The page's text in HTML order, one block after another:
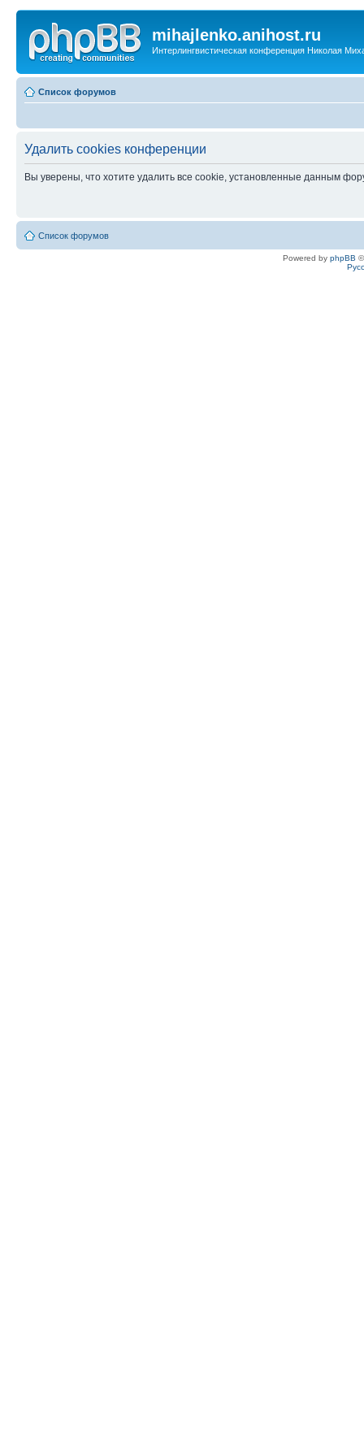
mihajlenko.anihost.ru
Интерлингвистическая конференция Николая
Список форумов
Удалить cookies конференции
Вы уверены, что хотите удалить все cookie, установленные данным
Список форумов
Powered by phpBB